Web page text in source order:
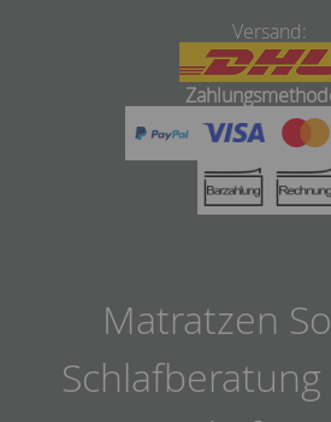
Versand:
Matratzen